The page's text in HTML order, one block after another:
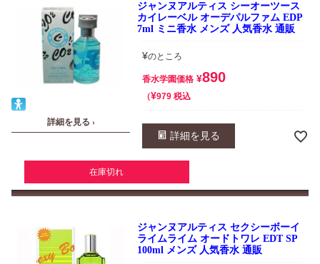
詳細を見る ›
ジャンヌアルティス シーオーツース
カイレーベル オーデパルファム EDP
7ml ミニ香水 メンズ 人気香水 通販
¥のところ
香水学園価格 ¥890
¥979 税込
詳細を見る
在庫切れ
ジャンヌアルティス セクシーボーイ
ライムライム オードトワレ EDT SP
100ml メンズ 人気香水 通販